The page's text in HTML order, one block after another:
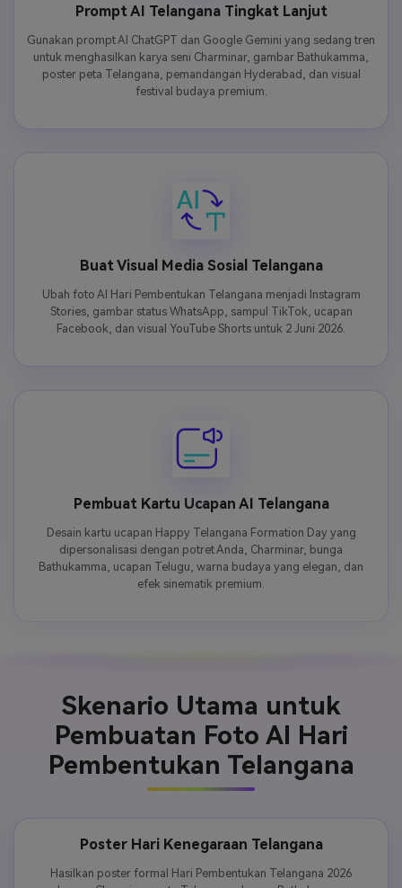
Prompt AI Telangana Tingkat Lanjut
Gunakan prompt AI ChatGPT dan Google Gemini yang sedang tren
untuk menghasilkan karya seni Charminar, gambar Bathukamma,
poster peta Telangana, pemandangan Hyderabad, dan visual
festival budaya premium.
Buat Visual Media Sosial Telangana
Ubah foto AI Hari Pembentukan Telangana menjadi Instagram
Stories, gambar status WhatsApp, sampul TikTok, ucapan
Facebook, dan visual YouTube Shorts untuk 2 Juni 2026.
Pembuat Kartu Ucapan AI Telangana
Desain kartu ucapan Happy Telangana Formation Day yang
dipersonalisasi dengan potret Anda, Charminar, bunga
Bathukamma, ucapan Telugu, warna budaya yang elegan, dan
efek sinematik premium.
Skenario Utama untuk
Pembuatan Foto AI Hari
Pembentukan Telangana
Poster Hari Kenegaraan Telangana
Hasilkan poster formal Hari Pembentukan Telangana 2026